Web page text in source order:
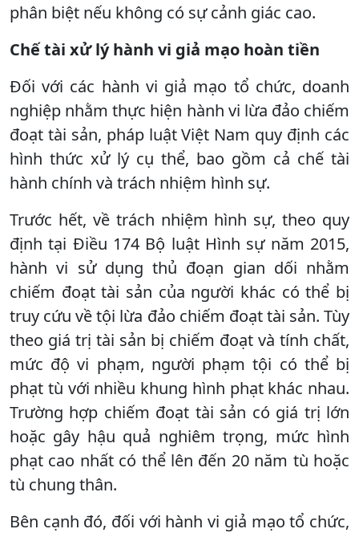
phân biệt nếu không có sự cảnh giác cao.
Chế tài xử lý hành vi giả mạo hoàn tiền
Đối với các hành vi giả mạo tổ chức, doanh
nghiệp nhằm thực hiện hành vi lừa đảo chiếm
đoạt tài sản, pháp luật Việt Nam quy định các
hình thức xử lý cụ thể, bao gồm cả chế tài
hành chính và trách nhiệm hình sự.
Trước hết, về trách nhiệm hình sự, theo quy
định tại Điều 174 Bộ luật Hình sự năm 2015,
hành vi sử dụng thủ đoạn gian dối nhằm
chiếm đoạt tài sản của người khác có thể bị
truy cứu về tội lừa đảo chiếm đoạt tài sản. Tùy
theo giá trị tài sản bị chiếm đoạt và tính chất,
mức độ vi phạm, người phạm tội có thể bị
phạt tù với nhiều khung hình phạt khác nhau.
Trường hợp chiếm đoạt tài sản có giá trị lớn
hoặc gây hậu quả nghiêm trọng, mức hình
phạt cao nhất có thể lên đến 20 năm tù hoặc
tù chung thân.
Bên cạnh đó, đối với hành vi giả mạo tổ chức,